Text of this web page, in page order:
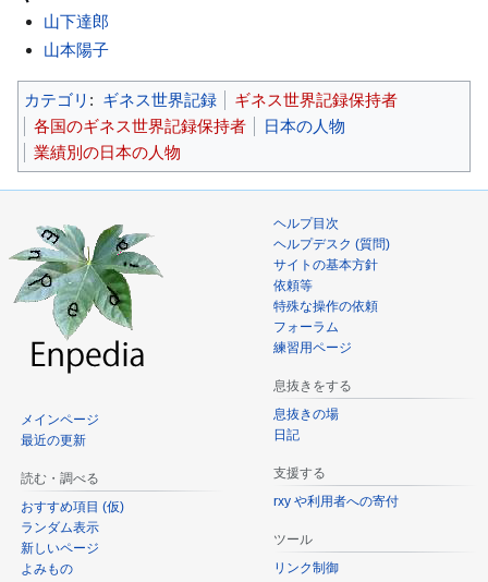
山下達郎
山本陽子
カテゴリ : ギネス世界記録
ギネス世界記録保持者
各国のギネス世界記録保持者
日本の人物
業績別の日本の人物
メインページ
最近の更新
読む・調べる
おすすめ項目 (仮)
ランダム表示
新しいページ
よみもの
ヘルプ目次
ヘルプデスク (質問)
サイトの基本方針
依頼等
特殊な操作の依頼
フォーラム
練習用ページ
息抜きをする
息抜きの場
日記
支援する
rxy や利用者への寄付
ツール
リンク制御